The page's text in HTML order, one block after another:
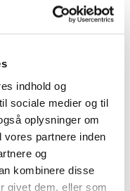
indhold og
sociale medier og til
oplysninger om
partnere inden
og
kombinere disse
givet dem, eller som
Clomicalm
Previcox,
Denmark
af Previcox
…